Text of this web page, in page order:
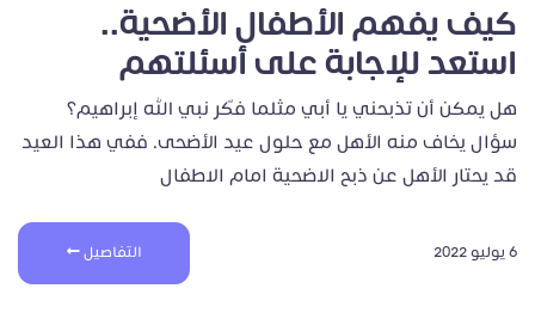
كيف يفهم الأطفال الأضحية..
استعد للإجابة على أسئلتهم
هل يمكن أن تذبحني يا أبي مثلما فكّر نبي الله إبراهيم؟
سؤال يخاف منه الأهل مع حلول عيد الأضحى. ففي هذا العيد
قد يحتار الأهل عن ذبح الاضحية امام الاطفال
6 يوليو 2022 التفاصيل